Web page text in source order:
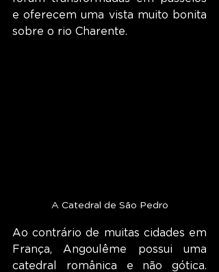
e oferecem uma vista muito bonita
sobre o rio Charente.
A Catedral de São Pedro
Ao contrário de muitas cidades em
França, Angoulême possui uma
catedral românica e não gótica.